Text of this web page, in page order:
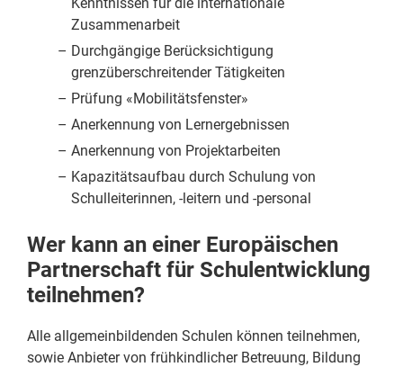
Zusammenarbeit
Durchgängige Berücksichtigung
grenzüberschreitender Tätigkeiten
Prüfung «Mobilitätsfenster»
Anerkennung von Lernergebnissen
Anerkennung von Projektarbeiten
Kapazitätsaufbau durch Schulung von
Schulleiterinnen, -leitern und -personal
Wer kann an einer Europäischen
Partnerschaft für Schulentwicklung
teilnehmen?
Alle allgemeinbildenden Schulen können teilnehmen,
sowie Anbieter von frühkindlicher Betreuung, Bildung